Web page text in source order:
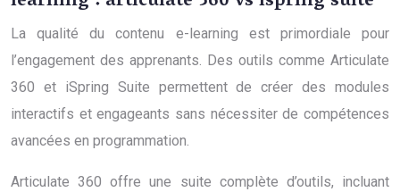
La qualité du contenu e-learning est primordiale pour
l’engagement des apprenants. Des outils comme Articulate
360 et iSpring Suite permettent de créer des modules
interactifs et engageants sans nécessiter de compétences
avancées en programmation.
Articulate 360 offre une suite complète d’outils, incluant